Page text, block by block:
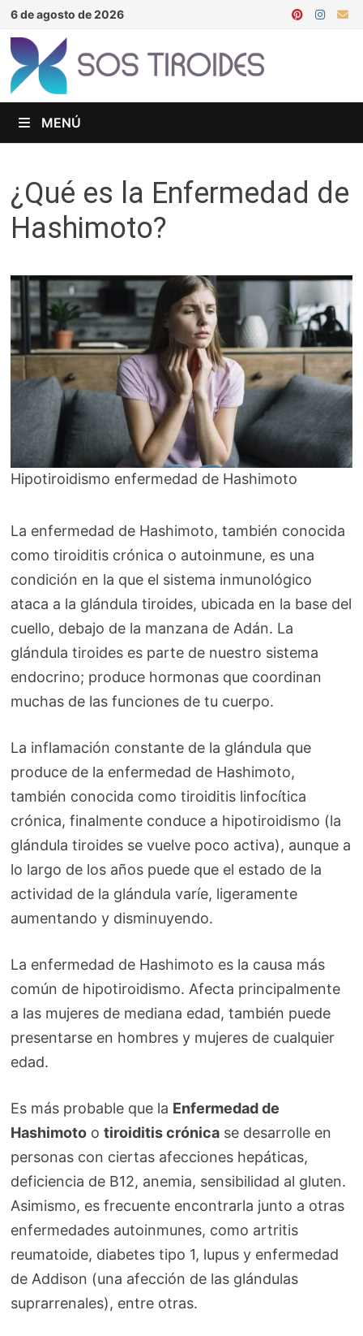
Saltar
contenido
6 de agosto de 2026
MENÚ
¿Qué es la Enfermedad de
Hashimoto?
Hipotiroidismo enfermedad de Hashimoto
La enfermedad de Hashimoto, también conocida
como tiroiditis crónica o autoinmune, es una
condición en la que el sistema inmunológico
ataca a la glándula tiroides, ubicada en la base del
cuello, debajo de la manzana de Adán. La
glándula tiroides es parte de nuestro sistema
endocrino; produce hormonas que coordinan
muchas de las funciones de tu cuerpo.
La inflamación constante de la glándula que
produce de la enfermedad de Hashimoto,
también conocida como tiroiditis linfocítica
crónica, finalmente conduce a hipotiroidismo (la
glándula tiroides se vuelve poco activa), aunque a
lo largo de los años puede que el estado de la
actividad de la glándula varíe, ligeramente
aumentando y disminuyendo.
La enfermedad de Hashimoto es la causa más
común de hipotiroidismo. Afecta principalmente
a las mujeres de mediana edad, también puede
presentarse en hombres y mujeres de cualquier
edad.
Es más probable que la Enfermedad de
Hashimoto otiroiditis crónica se desarrolle en
personas con ciertas afecciones hepáticas,
deficiencia de B12, anemia, sensibilidad al gluten.
Asimismo, es frecuente encontrarla junto a otras
enfermedades autoinmunes, como artritis
reumatoide, diabetes tipo 1, lupus y enfermedad
de Addison (una afección de las glándulas
suprarrenales), entre otras.